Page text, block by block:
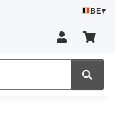
BE▾